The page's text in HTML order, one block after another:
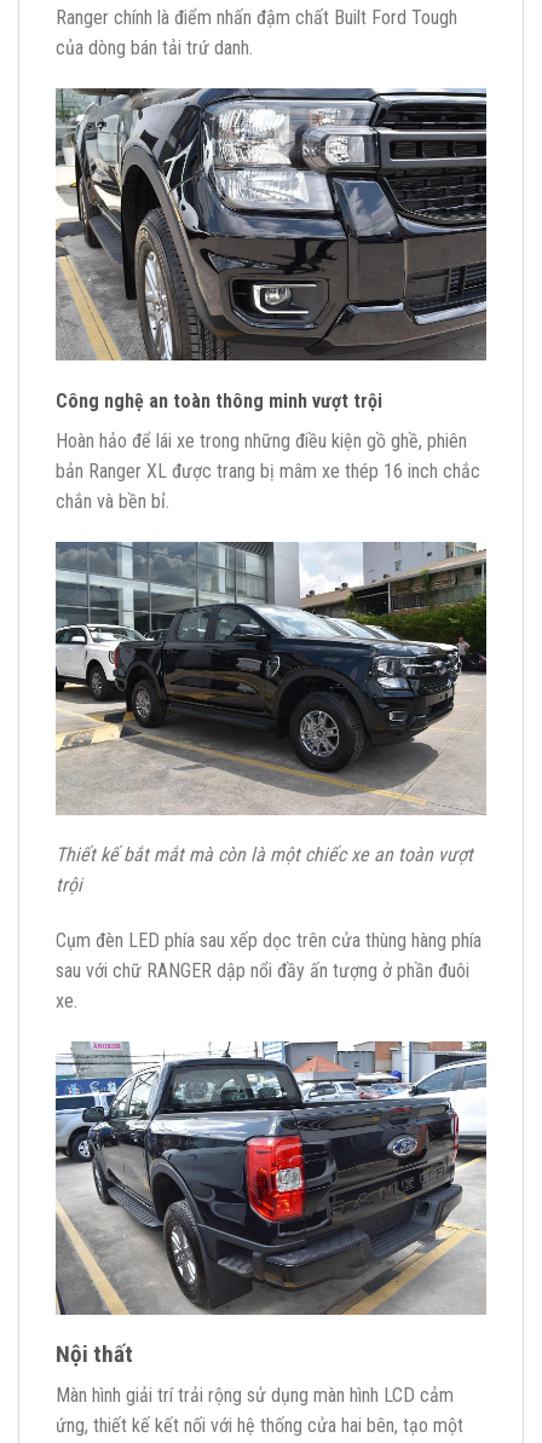
Ranger chính là điểm nhấn đậm chất Built Ford Tough
của dòng bán tải trứ danh.
Công nghệ an toàn thông minh vượt trội
Hoàn hảo để lái xe trong những điều kiện gồ ghề, phiên
bản Ranger XL được trang bị mâm xe thép 16 inch chắc
chắn và bền bỉ.
Thiết kế bắt mắt mà còn là một chiếc xe an toàn vượt
trội
Cụm đèn LED phía sau xếp dọc trên cửa thùng hàng phía
sau với chữ RANGER dập nổi đầy ấn tượng ở phần đuôi
xe.
Nội thất
Màn hình giải trí trải rộng sử dụng màn hình LCD cảm
ứng, thiết kế kết nối với hệ thống cửa hai bên, tạo một